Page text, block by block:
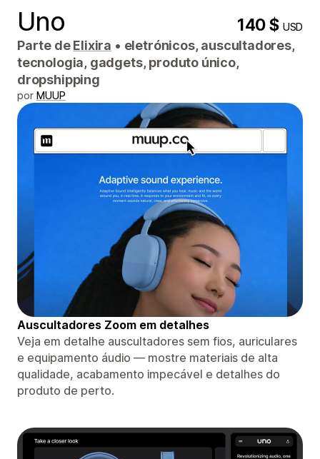
Uno 140 $USD
Parte deElixira • eletrónicos, auscultadores,
tecnologia, gadgets, produto único,
dropshipping
por MUUP
Auscultadores Zoom em detalhes
Veja em detalhe auscultadores sem fios, auriculares
e equipamento áudio — mostre materiais de alta
qualidade, acabamento impecável e detalhes do
produto de perto.